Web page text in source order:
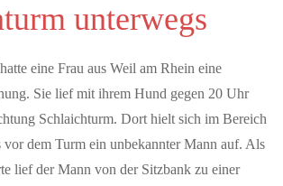
Hochschwarzwald auch Klassik-Zeit:
aus dem In- und Ausland
ist ein Signal für die Zukunft der
Vertreter aus Politik, Wirtschaft und
unterwegs
eine Frau aus Weil am Rhein eine
Sie lief mit ihrem Hund gegen 20 Uhr
Schlaichturm. Dort hielt sich im Bereich
vor dem Turm ein unbekannter Mann auf. Als
lief der Mann von der Sitzbank zu einer